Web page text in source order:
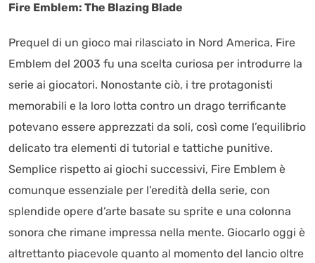
Fire Emblem: The Blazing Blade
Prequel di un gioco mai rilasciato in Nord America, Fire
Emblem del 2003 fu una scelta curiosa per introdurre la
serie ai giocatori. Nonostante ciò, i tre protagonisti
memorabili e la loro lotta contro un drago terrificante
potevano essere apprezzati da soli, così come l’equilibrio
delicato tra elementi di tutorial e tattiche punitive.
Semplice rispetto ai giochi successivi, Fire Emblem è
comunque essenziale per l’eredità della serie, con
splendide opere d’arte basate su sprite e una colonna
sonora che rimane impressa nella mente. Giocarlo oggi è
altrettanto piacevole quanto al momento del lancio oltre